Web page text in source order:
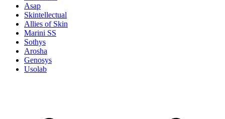
Asap
Skintellectual
Allies of Skin
Marini SS
Sothys
Arosha
Genosys
Usolab